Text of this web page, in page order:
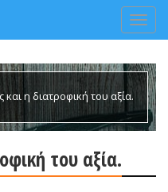
η διατροφική του αξία.
του αξία.